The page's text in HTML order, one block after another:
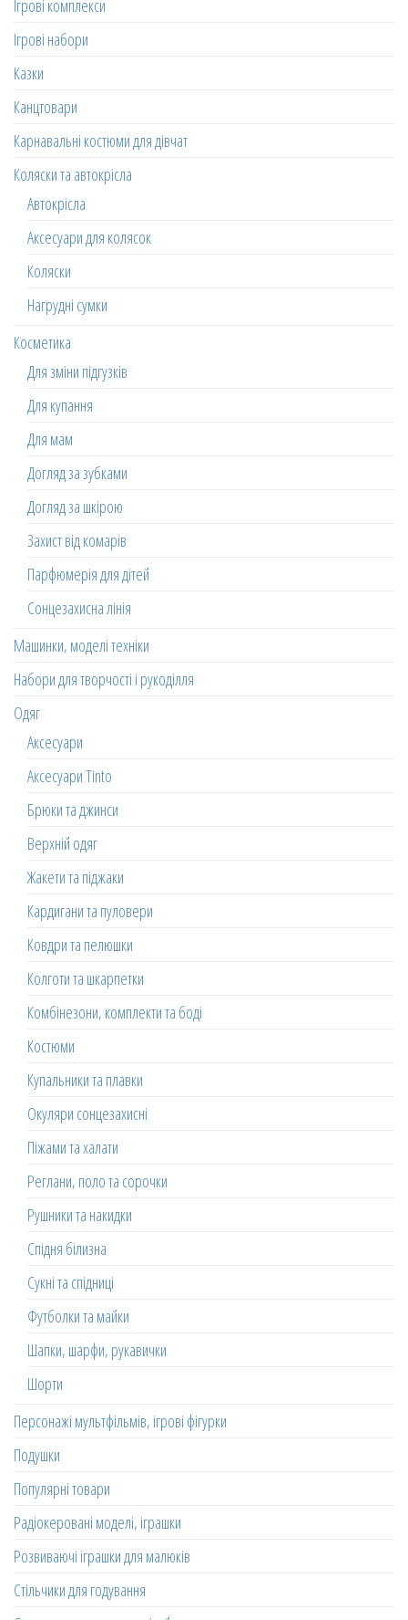
Ігрові комплекси
Ігрові набори
Казки
Канцтовари
Карнавальні костюми для дівчат
Коляски та автокрісла
Автокрісла
Аксесуари для колясок
Коляски
Нагрудні сумки
Косметика
Для зміни підгузків
Для купання
Для мам
Догляд за зубками
Догляд за шкірою
Захист від комарів
Парфюмерія для дітей
Сонцезахисна лінія
Машинки, моделі техніки
Набори для творчості і рукоділля
Одяг
Аксесуари
Аксесуари Tinto
Брюки та джинси
Верхній одяг
Жакети та піджаки
Кардигани та пуловери
Ковдри та пелюшки
Колготи та шкарпетки
Комбінезони, комплекти та боді
Костюми
Купальники та плавки
Окуляри сонцезахисні
Піжами та халати
Реглани, поло та сорочки
Рушники та накидки
Спідня білизна
Сукні та спідниці
Футболки та майки
Шапки, шарфи, рукавички
Шорти
Персонажі мультфільмів, ігрові фігурки
Подушки
Популярні товари
Радіокеровані моделі, іграшки
Розвиваючі іграшки для малюків
Стільчики для годування